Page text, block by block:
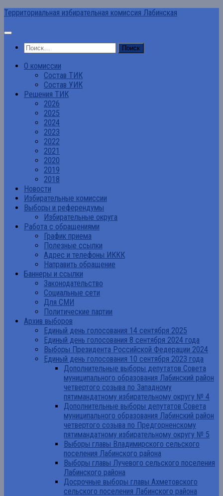
Перейти
содержимому
Территориальная избирательная комиссия Лабинская
Найти:
О комиссии
Состав ТИК
Состав УИК
Решения ТИК
2026
2025
2024
2023
2022
2021
2020
2019
2018
Новости
Избирательные комиссии
Выборы и референдумы
Избирательные округа
Работа с обращениями
График приема
Полезные ссылки
Адрес и телефоны ИККК
Направить обращение
Баннеры и ссылки
Законодательство
Социальные сети
Для СМИ
Политические партии
Архив выборов
Единый день голосования 14 сентября 2025
Единый день голосования 8 сентября 2024 года
Выборы Президента Российской Федерации 2024
Единый день голосования 10 сентября 2023 года
Дополнительные выборы депутатов Совета
муниципального образования Лабинский район
четвертого созыва по Западному
пятимандатному избирательному округу № 4
Дополнительные выборы депутатов Совета
муниципального образования Лабинский район
четвертого созыва по Предгорненскому
пятимандатному избирательному округу № 5
Выборы главы Владимирского сельского
поселения Лабинского района
Выборы главы Лучевого сельского поселения
Лабинского района
Досрочные выборы главы Ахметовского
сельского поселения Лабинского района